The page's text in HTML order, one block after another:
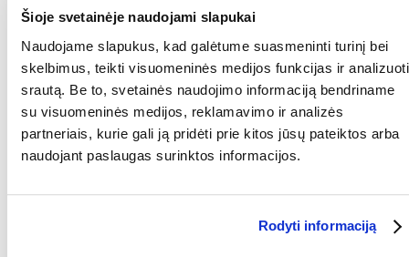
Šioje svetainėje naudojami slapukai
Naudojame slapukus, kad galėtume suasmeninti turinį bei
skelbimus, teikti visuomeninės medijos funkcijas ir analizuoti
srautą. Be to, svetainės naudojimo informaciją bendriname
su visuomeninės medijos, reklamavimo ir analizės
partneriais, kurie gali ją pridėti prie kitos jūsų pateiktos arba
naudojant paslaugas surinktos informacijos.
Rodyti informaciją
Vandens srauto reguliavimas nuo rūko iki koncentruotos srovės
Minkšti apsauginiai elementai ant galvutės – padidina ilgaamžiškumą
Ergonomiška rankena su minkštais įdėklais – patogumas naudojant
Impulsinis gaidukas su fiksavimo funkcija – patogumas ilgai laistant
Atsparumas šalčiui – gali būti naudojamas ištisus metus